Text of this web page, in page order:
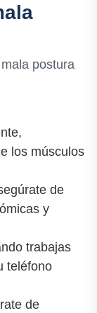
postura
los músculos
de
y
trabajas
teléfono
de